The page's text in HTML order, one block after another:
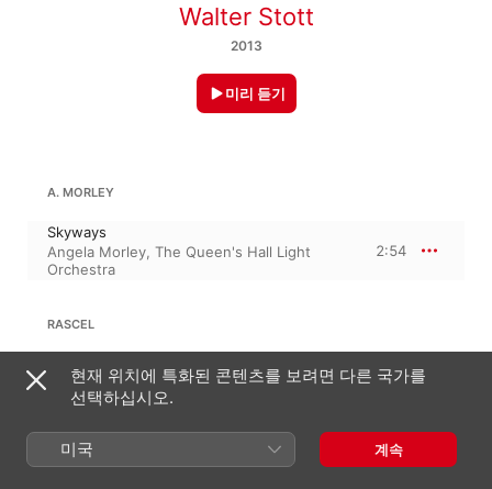
Walter Stott
2013
미리 듣기
A. MORLEY
Skyways
Angela Morley, The Queen's Hall Light
Orchestra
2:54
RASCEL
Arrivederci Roma
Richard Hayman Symphony Orchestra
2:48
PHILIP BUCHEL
현재 위치에 특화된 콘텐츠를 보려면 다른 국가를
선택하십시오.
미국 계속